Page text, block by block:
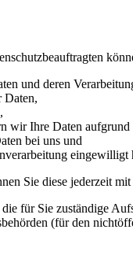
und deren
Daten,
wir Ihre Daten
bei uns und
eingewilligt
Sie diese jederzeit
für Sie zuständige
(für den